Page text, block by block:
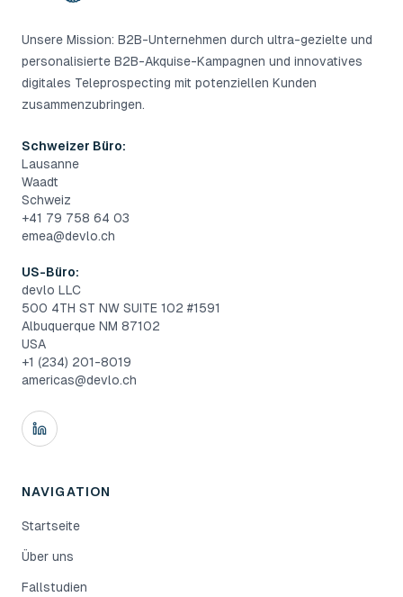
Unsere Mission: B2B-Unternehmen durch ultra-gezielte und
personalisierte B2B-Akquise-Kampagnen und innovatives
digitales Teleprospecting mit potenziellen Kunden
zusammenzubringen.
Schweizer Büro:
Lausanne
Waadt
Schweiz
+41 79 758 64 03
emea@devlo.ch
US-Büro:
devlo LLC
500 4TH ST NW SUITE 102 #1591
Albuquerque NM 87102
USA
+1 (234) 201-8019
americas@devlo.ch
NAVIGATION
Startseite
Über uns
Fallstudien